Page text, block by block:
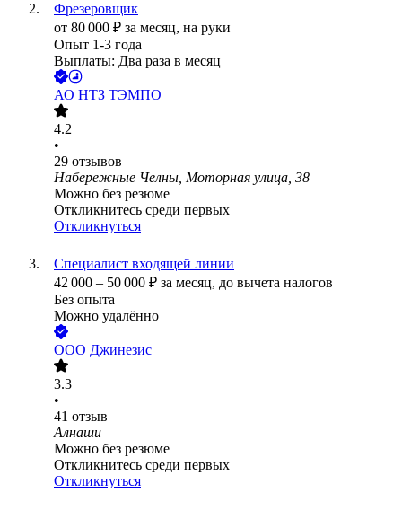
Фрезеровщик
от 80 000 ₽ за месяц, на руки
Опыт 1-3 года
Выплаты: Два раза в месяц
АО НТЗ ТЭМПО
4.2
•
29 отзывов
Набережные Челны, Моторная улица, 38
Можно без резюме
Откликнитесь среди первых
Откликнуться
Специалист входящей линии
42 000 – 50 000 ₽ за месяц, до вычета налогов
Без опыта
Можно удалённо
ООО Джинезис
3.3
•
41 отзыв
Алнаши
Можно без резюме
Откликнитесь среди первых
Откликнуться